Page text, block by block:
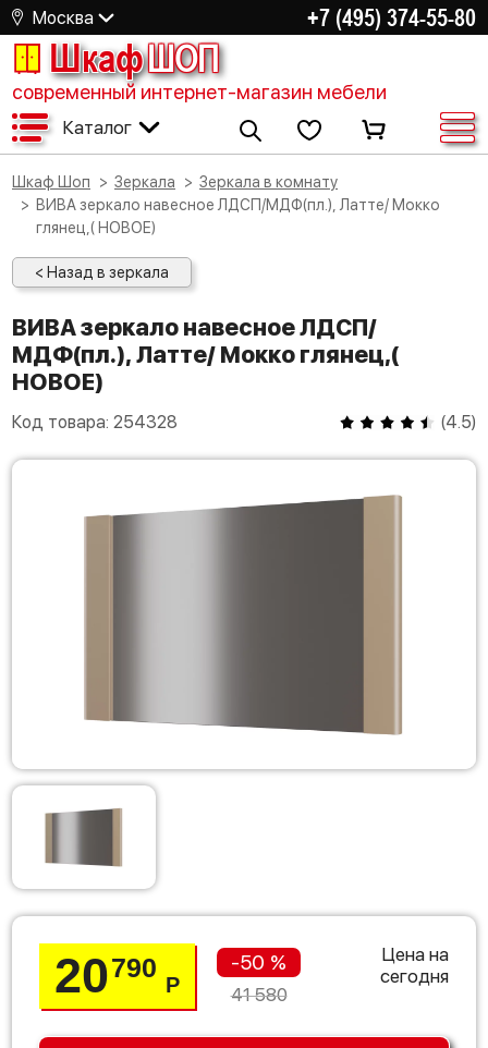
Москва +7 (495) 374-55-80
ШкафШОП
современный интернет-магазин мебели
Каталог
Шкаф Шоп Зеркала
Зеркала в комнату
ВИВА зеркало навесное ЛДСП/МДФ(пл.), Латте/ Мокко
глянец,( НОВОЕ)
< Назад в зеркала
ВИВА зеркало навесное ЛДСП/
МДФ(пл.), Латте/ Мокко глянец,(
НОВОЕ)
Код товара: 254328 (4.5)
20790
Р
-50 %
41 580
Цена на
сегодня